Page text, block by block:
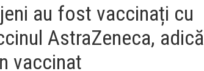
au fost vaccinați cu
AstraZeneca, adică
vaccinat